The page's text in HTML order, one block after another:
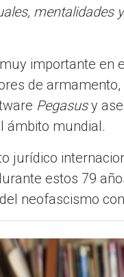
mentalidades
importante en
de
Pegasusy
ámbito mundial.
jurídico
estos 79
neofascismo